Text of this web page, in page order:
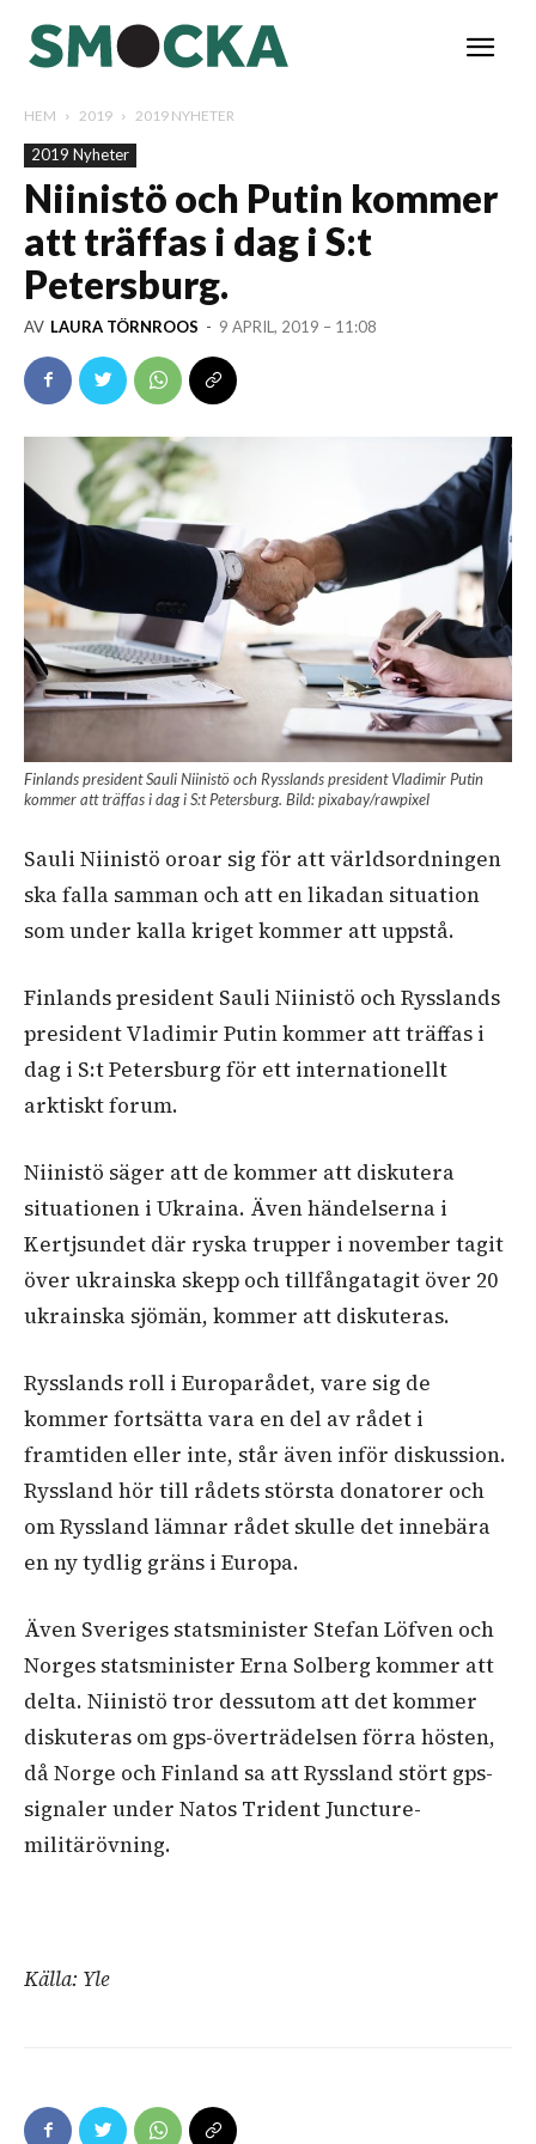
HEM 2019 2019 NYHETER
2019 Nyheter
Niinistö och Putin kommer
att träffas i dag i S:t
Petersburg.
AV LAURA TÖRNROOS - 9 APRIL, 2019 – 11:08
Finlands president Sauli Niinistö och Rysslands president Vladimir Putin
kommer att träffas i dag i S:t Petersburg. Bild: pixabay/rawpixel
Sauli Niinistö oroar sig för att världsordningen
ska falla samman och att en likadan situation
som under kalla kriget kommer att uppstå.
Finlands president Sauli Niinistö och Rysslands
president Vladimir Putin kommer att träffas i
dag i S:t Petersburg för ett internationellt
arktiskt forum.
Niinistö säger att de kommer att diskutera
situationen i Ukraina. Även händelserna i
Kertjsundet där ryska trupper i november tagit
över ukrainska skepp och tillfångatagit över 20
ukrainska sjömän, kommer att diskuteras.
Rysslands roll i Europarådet, vare sig de
kommer fortsätta vara en del av rådet i
framtiden eller inte, står även inför diskussion.
Ryssland hör till rådets största donatorer och
om Ryssland lämnar rådet skulle det innebära
en ny tydlig gräns i Europa.
Även Sveriges statsminister Stefan Löfven och
Norges statsminister Erna Solberg kommer att
delta. Niinistö tror dessutom att det kommer
diskuteras om gps-överträdelsen förra hösten,
då Norge och Finland sa att Ryssland stört gps-
signaler under Natos Trident Juncture-
militärövning.
Källa: Yle